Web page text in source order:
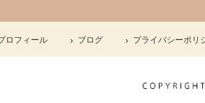
ロフィール ブログ プライバシーポリ